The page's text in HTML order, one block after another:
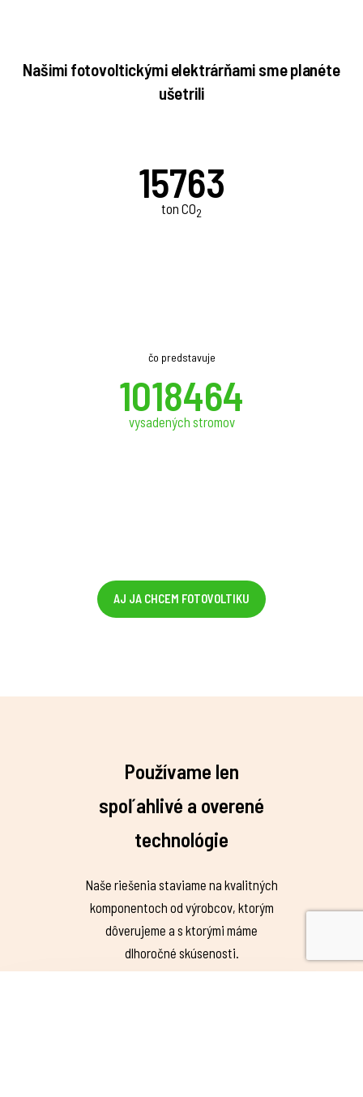
Našimi fotovoltickými elektrárňami sme planéte
ušetrili
15763
ton CO2
čo predstavuje
1018464
vysadených stromov
AJ JA CHCEM FOTOVOLTIKU
Používame len
spoľahlivé a overené
technológie
Naše riešenia staviame na kvalitných
komponentoch od výrobcov, ktorým
dôverujeme a s ktorými máme
dlhoročné skúsenosti.